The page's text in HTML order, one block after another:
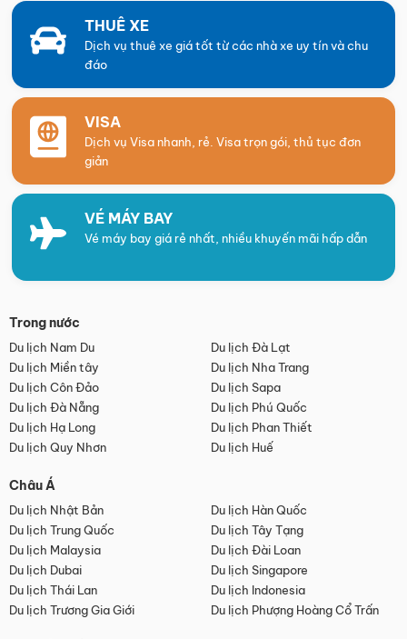
THUÊ XE
Dịch vụ thuê xe giá tốt từ các nhà xe uy tín và chu
đáo
VISA
Dịch vụ Visa nhanh, rẻ. Visa trọn gói, thủ tục đơn
giản
VÉ MÁY BAY
Vé máy bay giá rẻ nhất, nhiều khuyến mãi hấp dẫn
Trong nước
Du lịch Nam Du
Du lịch Đà Lạt
Du lịch Miền tây
Du lịch Nha Trang
Du lịch Côn Đảo
Du lịch Sapa
Du lịch Đà Nẵng
Du lịch Phú Quốc
Du lịch Hạ Long
Du lịch Phan Thiết
Du lịch Quy Nhơn
Du lịch Huế
Châu Á
Du lịch Nhật Bản
Du lịch Hàn Quốc
Du lịch Trung Quốc
Du lịch Tây Tạng
Du lịch Malaysia
Du lịch Đài Loan
Du lịch Dubai
Du lịch Singapore
Du lịch Thái Lan
Du lịch Indonesia
Du lịch Trương Gia Giới
Du lịch Phượng Hoàng Cổ Trấn